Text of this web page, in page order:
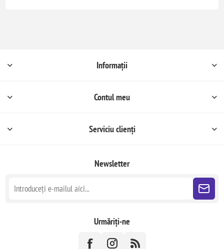
Informații
Contul meu
Serviciu clienți
Newsletter
Urmăriți-ne